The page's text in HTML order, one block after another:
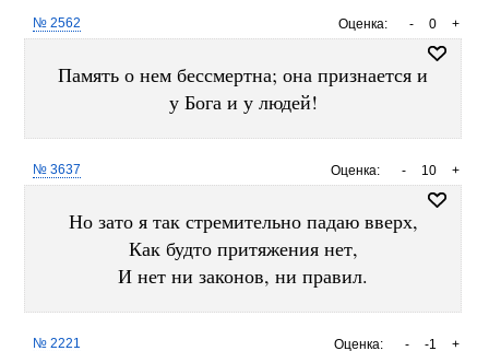
Оценка: +
0
-
№ 2562
Память о нем бессмертна; она признается и
у Бога и у людей!
Оценка: +
10
-
№ 3637
Но зато я так стремительно падаю вверх,
Как будто притяжения нет,
И нет ни законов, ни правил.
Оценка: +
-1
-
№ 2221